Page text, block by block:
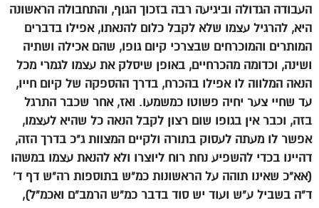
העבודה הגדולה וביגיעה רבה בזכוך הגוף, והתחבולה הראשונה
היא, להרגיל עצמו שלא לקבל כלום להנאתו, אפילו בדברים
המותרים והמוכרחים שבצרכי קיום גופו, שהם אכילה ושתיה
ושינה, וכדומה מהכרחיים, באופן שיסלק את עצמו לגמרי מכל
הנאה המלווה לו אפילו בהכרח, בדרך ההספקה של קיום חייו,
עד שחיי צער יחיה פשוטו כמשמעו. ואז, אחר שכבר התרגל
בזה, וכבר אין בגופו שום רצון לקבל הנאה כל שהיא לעצמו,
אפשר לו מעתה לעסוק בתורה ולקיים המצוות ג”כ בדרך הזה,
דהיינו בכדי להשפיע נחת רוח ליוצרו ולא להנאת עצמו במשהו
(אא”כ שאינו תוהה על הראשונות כמ”ש בתוספות רה”ש דף ד’
ד”ה בשביל ע”ש ועוד יש סוד בדבר כמ”ש הרמב”ם ואכמ”ל),